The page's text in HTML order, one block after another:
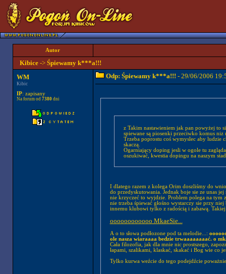
Autor
Kibice-> Śpiewamy k***a!!!
WM
Kibic
IP: zapisany
Na forum od 7380dni
Odp: Śpiewamy k***a!!! - 29/06/2006
z Takim nastawieniem jak pan powyżej to
spiewane są piosenki przeciwko komus niz
Trzeba poprostu coś wymyslec aby ludzie
skaczą.
Ogarniający doping jesli w ogole tu
oszukiwać, kwestia dopingu na naszym
I dlatego razem z kolega Orim doszliśmy do wniosku zeby (
do przedyskutowania. Jednak boje sie ze unas
nie krzyczeć to wyjdzie. Problem polega na tym
nie trzeba śpiewać głośno wystarczy sie przy
innemu klubowi tylko z radością i zabawą.
oooooooooooo MkaeSie...
A o to słowa podłozone pod ta melodie...:
ole nasza wiaraaaa bedzie trwaaaaaaaać. o
Cała filozofia, jak dla mnie nic prostszego,
łapami, szalikami, klaskać, skakać i Bog wie co
Tylko kurwa weźcie do tego podejdźcie